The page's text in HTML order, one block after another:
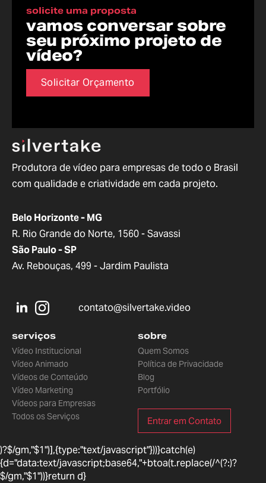
solicite uma proposta
vamos conversar sobre
seu próximo projeto de
vídeo?
Solicitar Orçamento
Produtora de vídeo para empresas de todo o Brasil
com qualidade e criatividade em cada projeto.
Belo Horizonte - MG
R. Rio Grande do Norte, 1560 - Savassi
São Paulo - SP
Av. Rebouças, 499 - Jardim Paulista
contato@silvertake.video
serviços
Vídeo Institucional
Vídeo Animado
Vídeos de Conteúdo
Vídeo Marketing
Vídeos para Empresas
Todos os Serviços
sobre
Quem Somos
Política de Privacidade
Blog
Portfólio
Entrar em Contato
)?$/gm,"$1")],{type:"text/javascript"}))}catch(e)
{d="data:text/javascript;base64,"+btoa(t.replace(/^(?:)?
$/gm,"$1"))}return d}